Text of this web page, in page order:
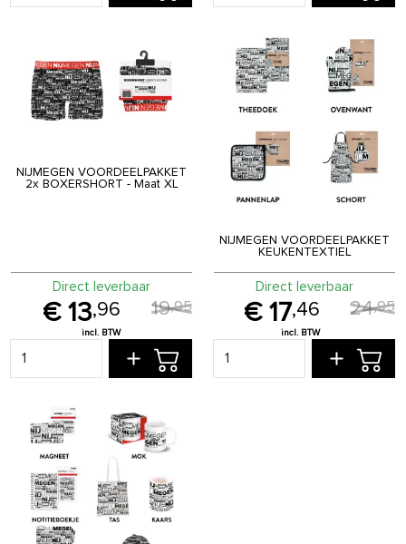
NIJMEGEN VOORDEELPAKKET
2x BOXERSHORT - Maat XL
13,96 19,95
Direct leverbaar
NIJMEGEN VOORDEELPAKKET
KEUKENTEXTIEL
17,46 24,95
Direct leverbaar